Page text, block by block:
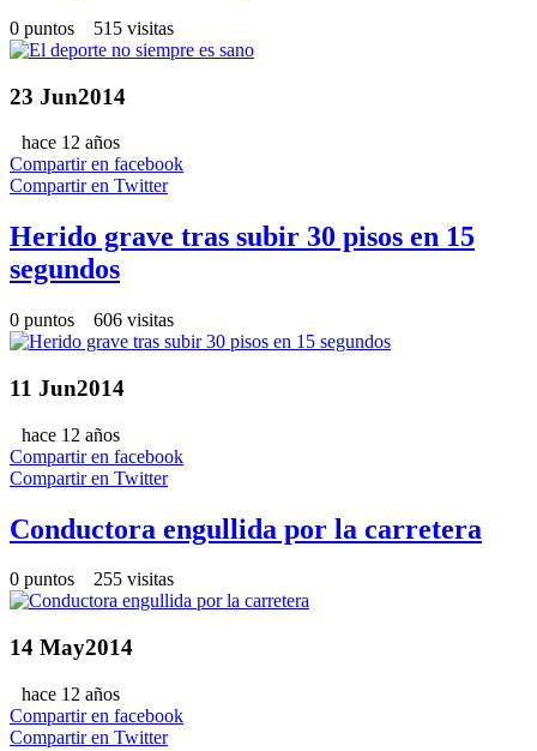
0 puntos 515 visitas
23 Jun2014
hace 12 años
Compartir en facebook
Compartir en Twitter
Herido grave tras subir 30 pisos en 15
segundos
0 puntos 606 visitas
11 Jun2014
hace 12 años
Compartir en facebook
Compartir en Twitter
Conductora engullida por la carretera
0 puntos 255 visitas
14 May2014
hace 12 años
Compartir en facebook
Compartir en Twitter